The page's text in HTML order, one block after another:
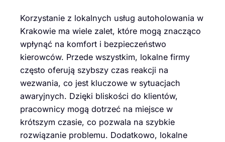
Korzystanie z lokalnych usług autoholowania w
Krakowie ma wiele zalet, które mogą znacząco
wpłynąć na komfort i bezpieczeństwo
kierowców. Przede wszystkim, lokalne firmy
często oferują szybszy czas reakcji na
wezwania, co jest kluczowe w sytuacjach
awaryjnych. Dzięki bliskości do klientów,
pracownicy mogą dotrzeć na miejsce w
krótszym czasie, co pozwala na szybkie
rozwiązanie problemu. Dodatkowo, lokalne